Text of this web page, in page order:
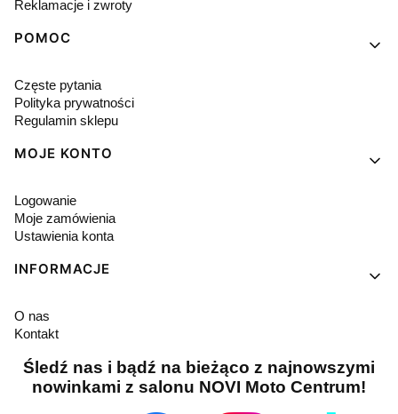
Reklamacje i zwroty
POMOC
Częste pytania
Polityka prywatności
Regulamin sklepu
MOJE KONTO
Logowanie
Moje zamówienia
Ustawienia konta
INFORMACJE
O nas
Kontakt
Śledź nas i bądź na bieżąco z najnowszymi
nowinkami z salonu NOVI Moto Centrum!